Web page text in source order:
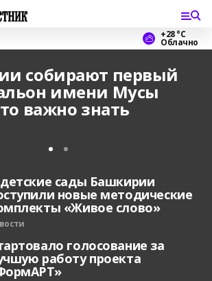
+28 °С
Облачно
собирают первый
имени Мусы
важно знать
сады Башкирии
новые методические
«Живое слово»
голосование за
работу проекта